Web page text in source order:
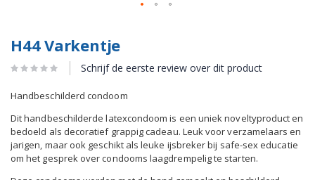
H44 Varkentje
Schrijf de eerste review over dit product
Handbeschilderd condoom
Dit handbeschilderde latexcondoom is een uniek noveltyproduct en
bedoeld als decoratief grappig cadeau. Leuk voor verzamelaars en
jarigen, maar ook geschikt als leuke ijsbreker bij safe-sex educatie
om het gesprek over condooms laagdrempelig te starten.